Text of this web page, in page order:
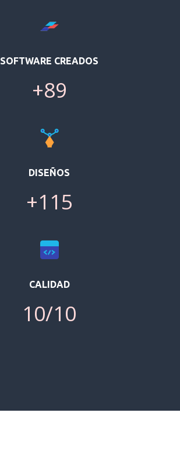
SOFTWARE CREADOS
+89
DISEÑOS
+115
CALIDAD
10/10